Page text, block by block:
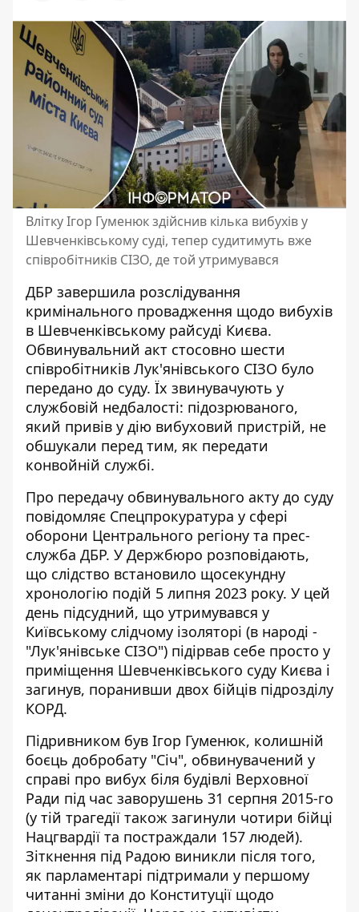
Влітку Ігор Гуменюк здійснив кілька вибухів у
Шевченківському суді, тепер судитимуть вже
співробітників СІЗО, де той утримувався
ДБР завершила розслідування
кримінального провадження щодо вибухів
в Шевченківському райсуді Києва.
Обвинувальний акт стосовно шести
співробітників Лук'янівського СІЗО було
передано до суду. Їх звинувачують у
службовій недбалості: підозрюваного,
який привів у дію вибуховий пристрій, не
обшукали перед тим, як передати
конвойній службі.
Про передачу обвинувального акту до суду
повідомляє Спецпрокуратура у сфері
оборони Центрального регіону та прес-
служба ДБР. У Держбюро розповідають,
що слідство встановило щосекундну
хронологію подій 5 липня 2023 року. У цей
день підсудний, що утримувався у
Київському слідчому ізоляторі (в народі -
"Лук'янівське СІЗО") підірвав себе просто у
приміщення Шевченківського суду Києва і
загинув, поранивши двох бійців підрозділу
КОРД.
Підривником був Ігор Гуменюк, колишній
боєць добробату "Січ", обвинувачений у
справі про вибух біля будівлі Верховної
Ради під час заворушень 31 серпня 2015-го
(у тій трагедії також загинули чотири бійці
Нацгвардії та постраждали 157 людей).
Зіткнення під Радою виникли після того,
як парламентарі підтримали у першому
читанні зміни до Конституції щодо